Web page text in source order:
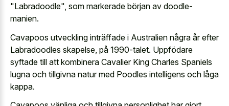
"Labradoodle", som markerade början av doodle-
manien.
Cavapoos utveckling inträffade i Australien några år efter
Labradoodles skapelse, på 1990-talet. Uppfödare
syftade till att kombinera Cavalier King Charles Spaniels
lugna och tillgivna natur med Poodles intelligens och låga
kappa.